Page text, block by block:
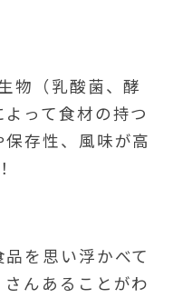
物（乳酸菌、酵
って食材の持つ
存性、風味が高
を思い浮かべて
んあることがわ